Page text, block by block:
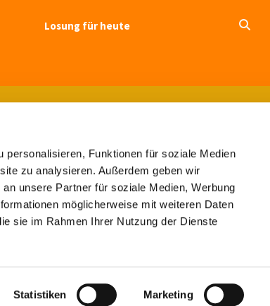
Funktionen für soziale Medien
zu analysieren. Außerdem geben wir
unsere Partner für soziale Medien, Werbung
möglicherweise mit weiteren Daten
sie im Rahmen Ihrer Nutzung der Dienste
Statistiken Marketing
Losung für heute
blomberg.de
Impressum
Impressum